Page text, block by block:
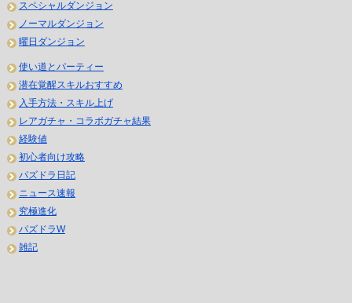
スペシャルダンジョン
ノーマルダンジョン
曜日ダンジョン
使い道とパーティー
潜在覚醒スキルおすすめ
入手方法・スキル上げ
レアガチャ・コラボガチャ結果
経験値
初心者向け攻略
パズドラ日記
ニュース速報
究極進化
パズドラW
雑記